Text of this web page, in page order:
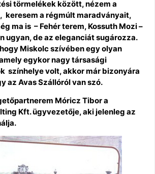
törmelékek között, nézem a
keresem a régmúlt maradványait,
ma is – Fehér terem, Kossuth Mozi –
ugyan, de az eleganciát sugározza.
Miskolc szívében egy olyan
egykor nagy társasági
színhelye volt, akkor már bizonyára
az Avas Szállóról van szó.
Móricz Tibor a
Kft. ügyvezetője, aki jelenleg az